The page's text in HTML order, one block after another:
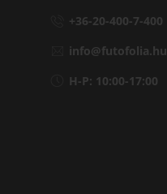
+36-20-400-7-400
info@futofolia.hu
H-P: 10:00-17:00